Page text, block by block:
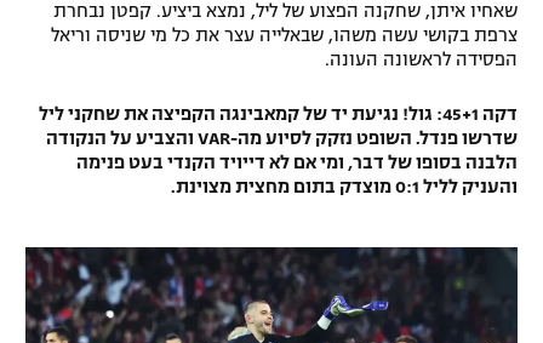
שאחיו איתן, שחקנה הפצוע של ליל, נמצא ביציע. קפטן נבחרת
צרפת בקושי עשה משהו, שבאלייה עצר את כל מי שניסה וריאל
הפסידה לראשונה העונה.
דקה 45+1: גול! נגיעת יד של קמאבינגה הקפיצה את שחקני ליל
שדרשו פנדל. השופט נזקק לסיוע מה-VAR והצביע על הנקודה
הלבנה בסופו של דבר, ומי אם לא דייויד הקנדי בעט פנימה
והעניק לליל 0:1 מוצדק בתום מחצית מצוינת.